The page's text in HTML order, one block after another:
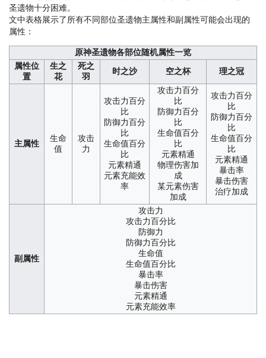
圣遗物十分困难。
文中表格展示了所有不同部位圣遗物主属性和副属性可能会出现的
属性：
原神圣遗物各部位随机属性一览
属性位
置
生之
花
死之
羽
时之沙 空之杯 理之冠
主属性
生命
值
攻击
力
攻击力百分
比
防御力百分
比
生命值百分
比
元素精通
元素充能效
率
攻击力百分
比
防御力百分
比
生命值百分
比
元素精通
物理伤害加
成
某元素伤害
加成
攻击力百分
比
防御力百分
比
生命值百分
比
元素精通
暴击率
暴击伤害
治疗加成
副属性
攻击力
攻击力百分比
防御力
防御力百分比
生命值
生命值百分比
暴击率
暴击伤害
元素精通
元素充能效率